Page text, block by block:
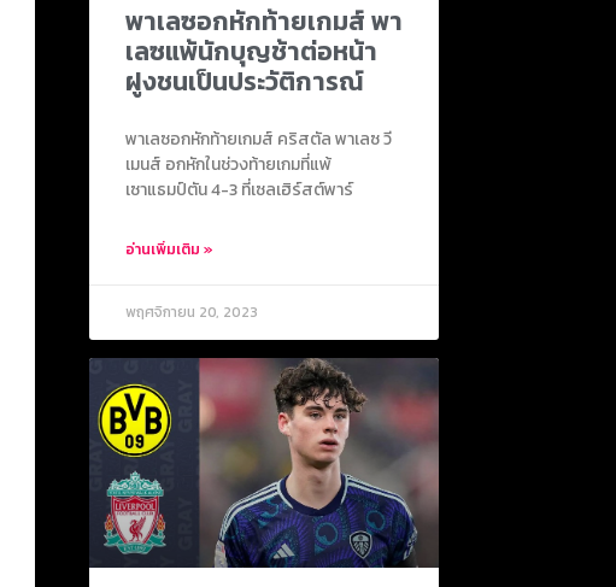
พาเลซอกหักท้ายเกมส์ พา
เลซแพ้นักบุญช้าต่อหน้า
ฝูงชนเป็นประวัติการณ์
พาเลซอกหักท้ายเกมส์ คริสตัล พาเลซ วี
เมนส์ อกหักในช่วงท้ายเกมที่แพ้
เซาแธมป์ตัน 4-3 ที่เซลเฮิร์สต์พาร์
อ่านเพิ่มเติม »
พฤศจิกายน 20, 2023